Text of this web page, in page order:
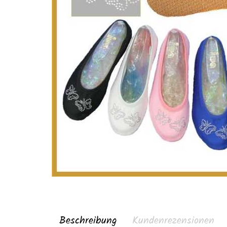
Beschreibung Kundenrezensionen